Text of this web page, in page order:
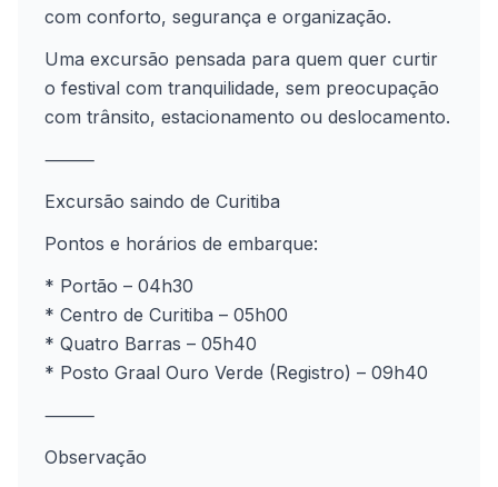
com conforto, segurança e organização.
Uma excursão pensada para quem quer curtir
o festival com tranquilidade, sem preocupação
com trânsito, estacionamento ou deslocamento.
⸻
Excursão saindo de Curitiba
Pontos e horários de embarque:
* Portão – 04h30
* Centro de Curitiba – 05h00
* Quatro Barras – 05h40
* Posto Graal Ouro Verde (Registro) – 09h40
⸻
Observação